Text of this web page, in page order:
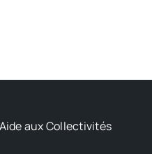
aux Collectivités